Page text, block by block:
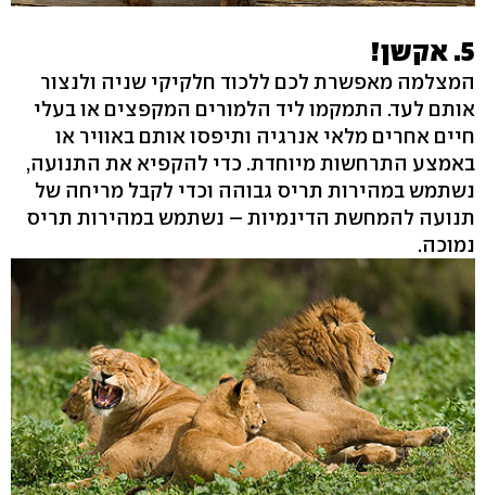
5. אקשן!
המצלמה מאפשרת לכם ללכוד חלקיקי שניה ולנצור
אותם לעד. התמקמו ליד הלמורים המקפצים או בעלי
חיים אחרים מלאי אנרגיה ותיפסו אותם באוויר או
באמצע התרחשות מיוחדת. כדי להקפיא את התנועה,
נשתמש במהירות תריס גבוהה וכדי לקבל מריחה של
תנועה להמחשת הדינמיות – נשתמש במהירות תריס
נמוכה.